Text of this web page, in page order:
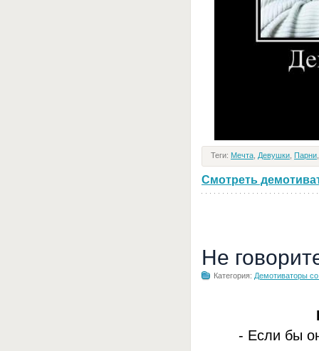
Теги: Мечта Девушки Парни
Смотреть
Не
Категория: Демотиваторы
- Если бы